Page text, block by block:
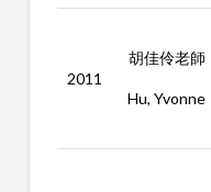
2011
胡佳伶老師
Hu, Yvonne